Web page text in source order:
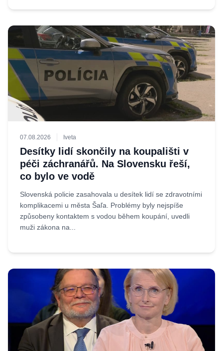
07.08.2026 Iveta
Desítky lidí skončily na koupališti v
péči záchranářů. Na Slovensku řeší,
co bylo ve vodě
Slovenská policie zasahovala u desítek lidí se zdravotními
komplikacemi u města Šaľa. Problémy byly nejspíše
způsobeny kontaktem s vodou během koupání, uvedli
muži zákona na...